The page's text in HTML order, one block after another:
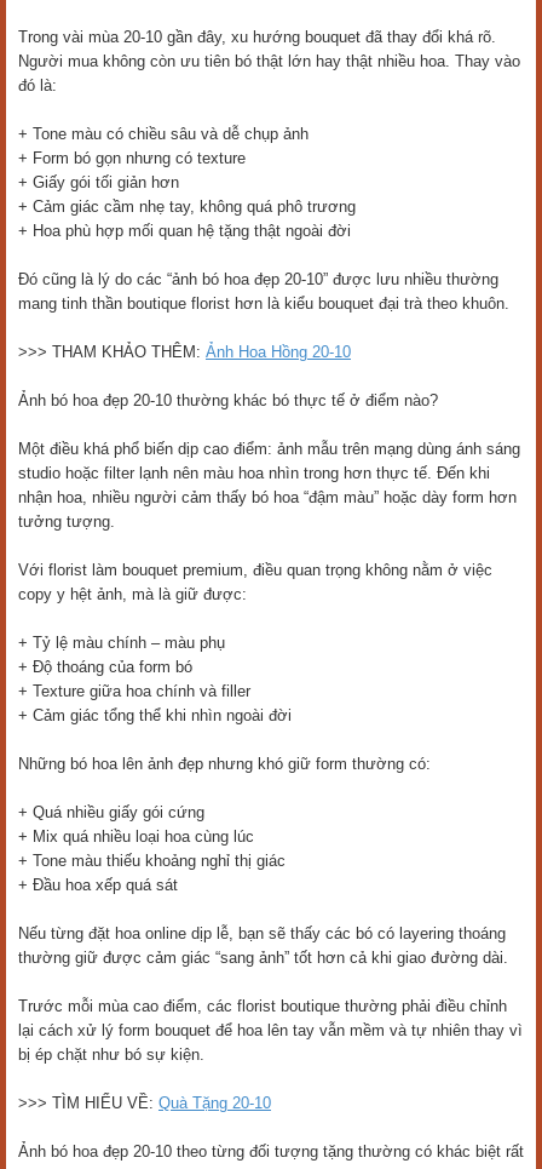
Trong vài mùa 20-10 gần đây, xu hướng bouquet đã thay đổi khá rõ.
Người mua không còn ưu tiên bó thật lớn hay thật nhiều hoa. Thay vào
đó là:
+ Tone màu có chiều sâu và dễ chụp ảnh
+ Form bó gọn nhưng có texture
+ Giấy gói tối giản hơn
+ Cảm giác cầm nhẹ tay, không quá phô trương
+ Hoa phù hợp mối quan hệ tặng thật ngoài đời
Đó cũng là lý do các “ảnh bó hoa đẹp 20-10” được lưu nhiều thường
mang tinh thần boutique florist hơn là kiểu bouquet đại trà theo khuôn.
>>> THAM KHẢO THÊM: Ảnh Hoa Hồng 20-10
Ảnh bó hoa đẹp 20-10 thường khác bó thực tế ở điểm nào?
Một điều khá phổ biến dịp cao điểm: ảnh mẫu trên mạng dùng ánh sáng
studio hoặc filter lạnh nên màu hoa nhìn trong hơn thực tế. Đến khi
nhận hoa, nhiều người cảm thấy bó hoa “đậm màu” hoặc dày form hơn
tưởng tượng.
Với florist làm bouquet premium, điều quan trọng không nằm ở việc
copy y hệt ảnh, mà là giữ được:
+ Tỷ lệ màu chính – màu phụ
+ Độ thoáng của form bó
+ Texture giữa hoa chính và filler
+ Cảm giác tổng thể khi nhìn ngoài đời
Những bó hoa lên ảnh đẹp nhưng khó giữ form thường có:
+ Quá nhiều giấy gói cứng
+ Mix quá nhiều loại hoa cùng lúc
+ Tone màu thiếu khoảng nghỉ thị giác
+ Đầu hoa xếp quá sát
Nếu từng đặt hoa online dịp lễ, bạn sẽ thấy các bó có layering thoáng
thường giữ được cảm giác “sang ảnh” tốt hơn cả khi giao đường dài.
Trước mỗi mùa cao điểm, các florist boutique thường phải điều chỉnh
lại cách xử lý form bouquet để hoa lên tay vẫn mềm và tự nhiên thay vì
bị ép chặt như bó sự kiện.
>>> TÌM HIỂU VỀ: Quà Tặng 20-10
Ảnh bó hoa đẹp 20-10 theo từng đối tượng tặng thường có khác biệt rất